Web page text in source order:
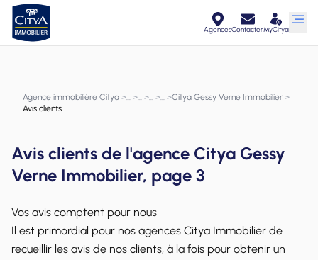
AgencesContacterMyCitya
Agence immobilière Citya > > > > >Citya Gessy Verne Immobilier >
Avis clients
Avis clients de l'agence Citya Gessy
Verne Immobilier, page 3
Vos avis comptent pour nous
Il est primordial pour nos agences Citya Immobilier de
recueillir les avis de nos clients, à la fois pour obtenir un